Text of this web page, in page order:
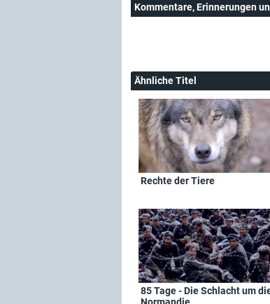
Kommentare, Erinnerungen
Ähnliche Titel
Rechte der Tiere
85 Tage - Die Schlacht um
Normandie